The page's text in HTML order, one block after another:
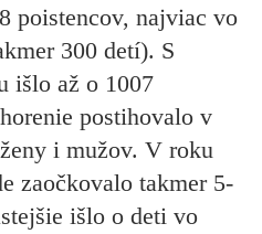
poistencov, najviac vo
300 detí). S
išlo až o 1007
postihovalo v
i mužov. V roku
zaočkovalo takmer 5-
išlo o deti vo